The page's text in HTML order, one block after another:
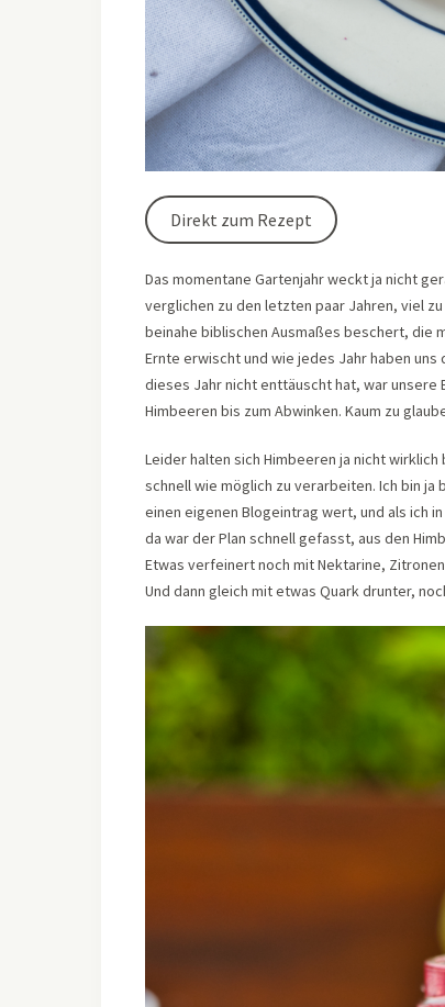
Direkt zum Rezept
Das momentane Gartenjahr weckt ja nicht
verglichen zu den letzten paar Jahren, viel
beinahe biblischen Ausmaßes beschert, die
Ernte erwischt und wie jedes Jahr haben
dieses Jahr nicht enttäuscht hat, war
Himbeeren bis zum Abwinken. Kaum zu
Leider halten sich Himbeeren ja nicht
schnell wie möglich zu verarbeiten. Ich bin
einen eigenen Blogeintrag wert, und als ich
da war der Plan schnell gefasst, aus den
Etwas verfeinert noch mit Nektarine,
Und dann gleich mit etwas Quark drunter,